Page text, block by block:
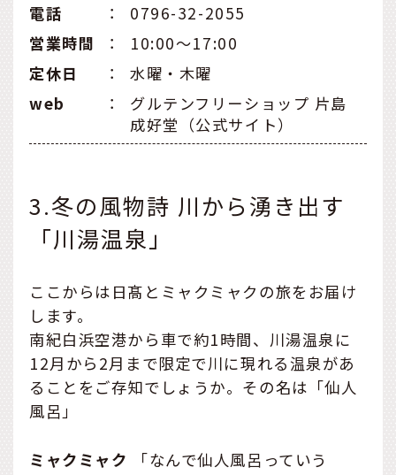
電話
：
0796-32-2055
営業時間
：
10:00～17:00
定休日
：
水曜・木曜
web
：
グルテンフリーショップ 片島
成好堂（公式サイト）
3.冬の風物詩 川から湧き出す
「川湯温泉」
ここからは日髙とミャクミャクの旅をお届け
します。
南紀白浜空港から車で約1時間、川湯温泉に
12月から2月まで限定で川に現れる温泉があ
ることをご存知でしょうか。その名は「仙人
風呂」
ミャクミャク 「なんで仙人風呂っていう